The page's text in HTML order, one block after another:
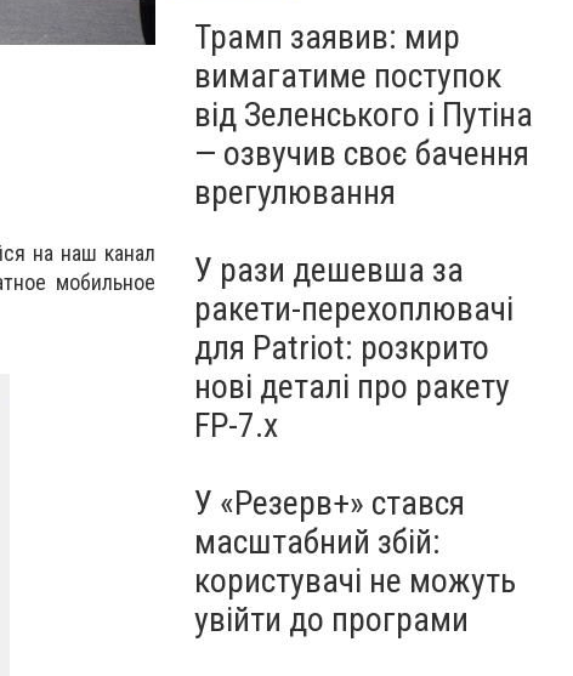
на наш канал
мобильное
Трамп заявив: мир
вимагатиме поступок
від Зеленського і Путіна
— озвучив своє бачення
врегулювання
У рази дешевша за
ракети-перехоплювачі
для Patriot: розкрито
нові деталі про ракету
FP-7.x
У «Резерв+» стався
масштабний збій:
користувачі не можуть
увійти до програми